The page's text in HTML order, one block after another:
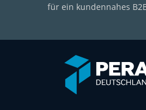
für ein kundennahes